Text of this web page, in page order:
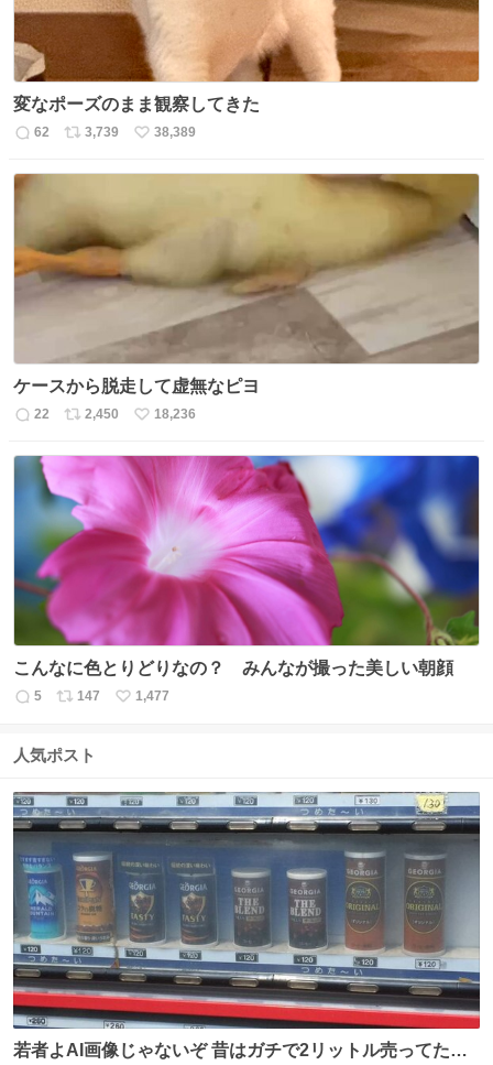
変なポーズのまま観察してきた
返
数
62
リ
数
3,739
い
38,389
ケースから脱走して虚無なピヨ
返
22
リ
ト
数
2,450
い
ね
数
18,236
こんなに色とりどりなの？ みんなが撮った美しい朝顔
返
数
5
リ
ス
数
147
い
1,477
人気ポスト
若者よAI画像じゃないぞ 昔はガチで2リットル売ってたん